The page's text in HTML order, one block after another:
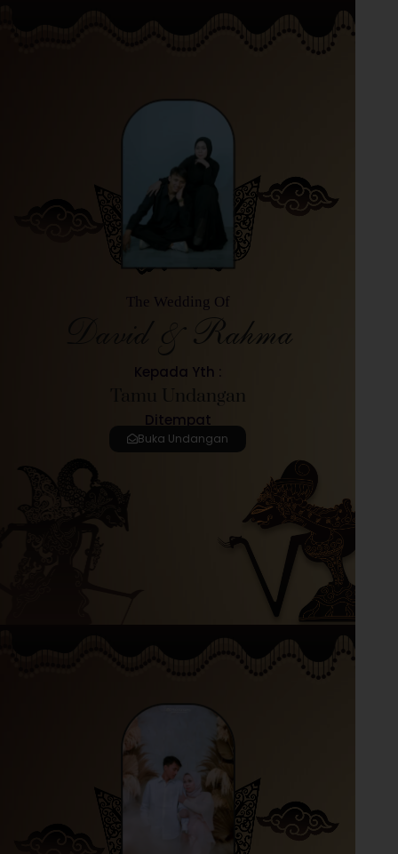
The Wedding Of
David & Rahma
Kepada Yth :
Tamu Undangan
Ditempat
Buka Undangan